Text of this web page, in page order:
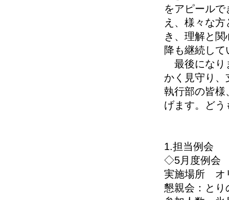
をアピール
え、様々な
き、理解と
降も継続し
最後になり
かく見守り
執行部の皆様
げます。ど
1.担当例会
◇5月度例会
実施場所 オ
懇親会：とり